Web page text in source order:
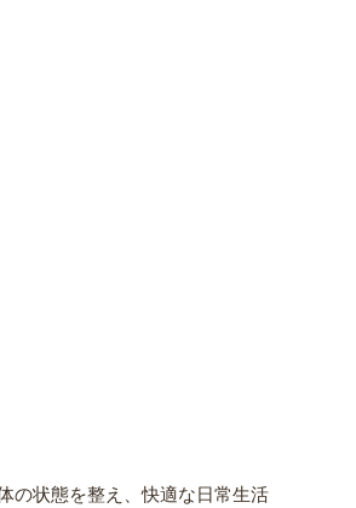
の状態を整え、快適な日常生活